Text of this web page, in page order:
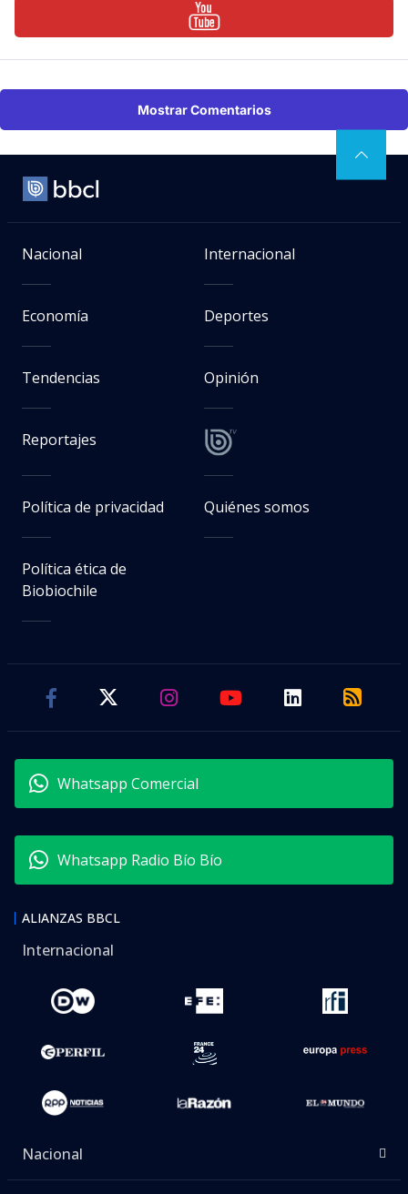
Mostrar Comentarios
Nacional Internacional
Economía Deportes
Tendencias Opinión
Reportajes
Política de privacidad Quiénes somos
Política ética de
Biobiochile
Whatsapp Comercial
Whatsapp Radio Bío Bío
ALIANZAS BBCL
Internacional
Nacional